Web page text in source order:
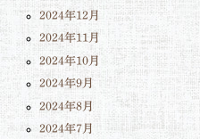
2024年12月
2024年11月
2024年10月
2024年9月
2024年8月
2024年7月